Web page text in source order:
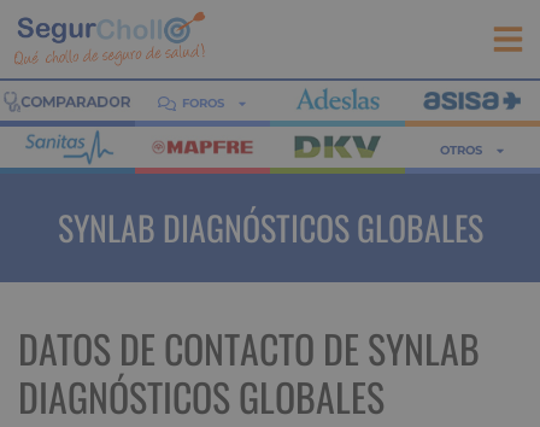
FOROS
OTROS
SYNLAB DIAGNÓSTICOS GLOBALES
DATOS DE CONTACTO DE SYNLAB
DIAGNÓSTICOS GLOBALES